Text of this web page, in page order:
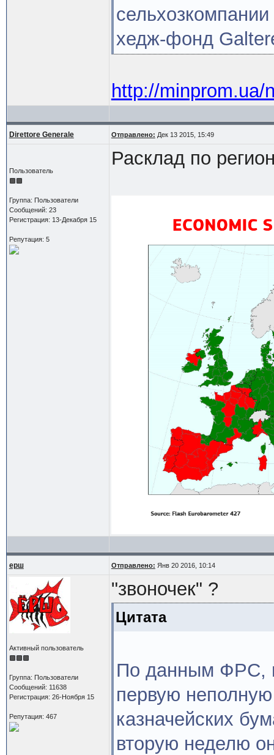
хедж-фонд
http://minprom.ua/
Direttore Generale Отправлено: Дек 13 2015, 15:49
Пользователь
Группа: Пользователи
Сообщений: 23
Регистрация: 13-Декабря 15
Репутация: 5
Расклад по
ерш Отправлено: Янв 20 2016, 10:14
Активный пользователь
Группа: Пользователи
Сообщений: 11638
Регистрация: 26-Ноября 15
Репутация: 467
"звоночек" ?
Цитата
По данным ФРС,
первую
казначейских
вторую неделю